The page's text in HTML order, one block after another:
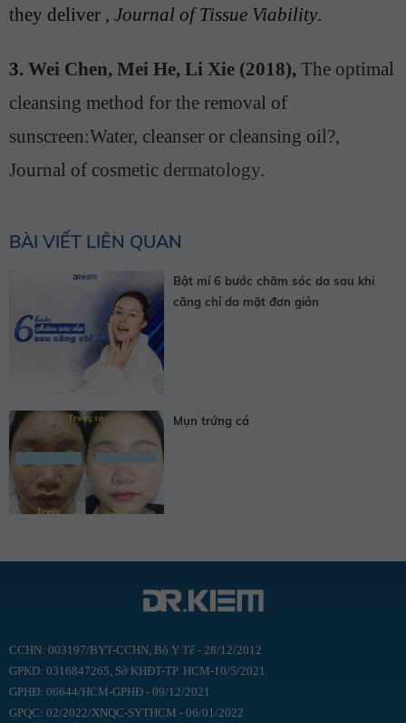
they deliver , Journal of Tissue Viability.
3. Wei Chen, Mei He, Li Xie (2018), The optimal
cleansing method for the removal of
sunscreen:Water, cleanser or cleansing oil?,
Journal of cosmetic dermatology.
BÀI VIẾT LIÊN QUAN
Bật mí 6 bước chăm sóc da sau khi
căng chỉ da mặt đơn giản
Mụn trứng cá
CCHN: 003197/BYT-CCHN, Bộ Y Tế - 28/12/2012
GPKD: 0316847265, Sở KHĐT-TP. HCM-10/5/2021
GPHĐ: 06644/HCM-GPHĐ - 09/12/2021
GPQC: 02/2022/XNQC-SYTHCM - 06/01/2022